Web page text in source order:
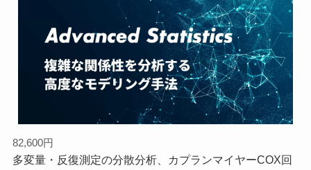
82,600円
多変量・反復測定の分散分析、カプランマイヤーCOX回